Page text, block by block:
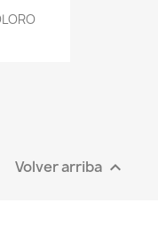
Volver arriba 